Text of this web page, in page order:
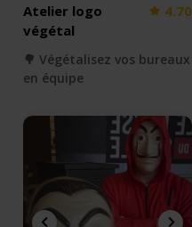
Atelier logo
végétal
4.70
🌳 Végétalisez vos bureaux
en équipe